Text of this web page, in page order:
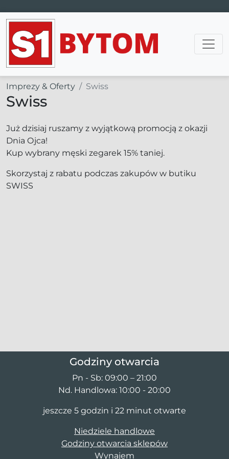
Main Navigation
Imprezy & Oferty Swiss
Swiss
Już dzisiaj ruszamy z wyjątkową promocją z okazji
Dnia Ojca!
Kup wybrany męski zegarek 15% taniej.
Skorzystaj z rabatu podczas zakupów w butiku
SWISS
Godziny otwarcia
Pn - Sb: 09:00 – 21:00
Nd. Handlowa: 10:00 - 20:00
jeszcze 5 godzin i 22 minut otwarte
Niedziele handlowe
Godziny otwarcia sklepów
Wynajem